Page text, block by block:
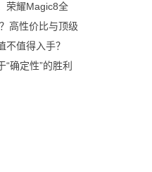
荣耀Magic8全
高性价比与顶级
不值得入手？
确定性”的胜利